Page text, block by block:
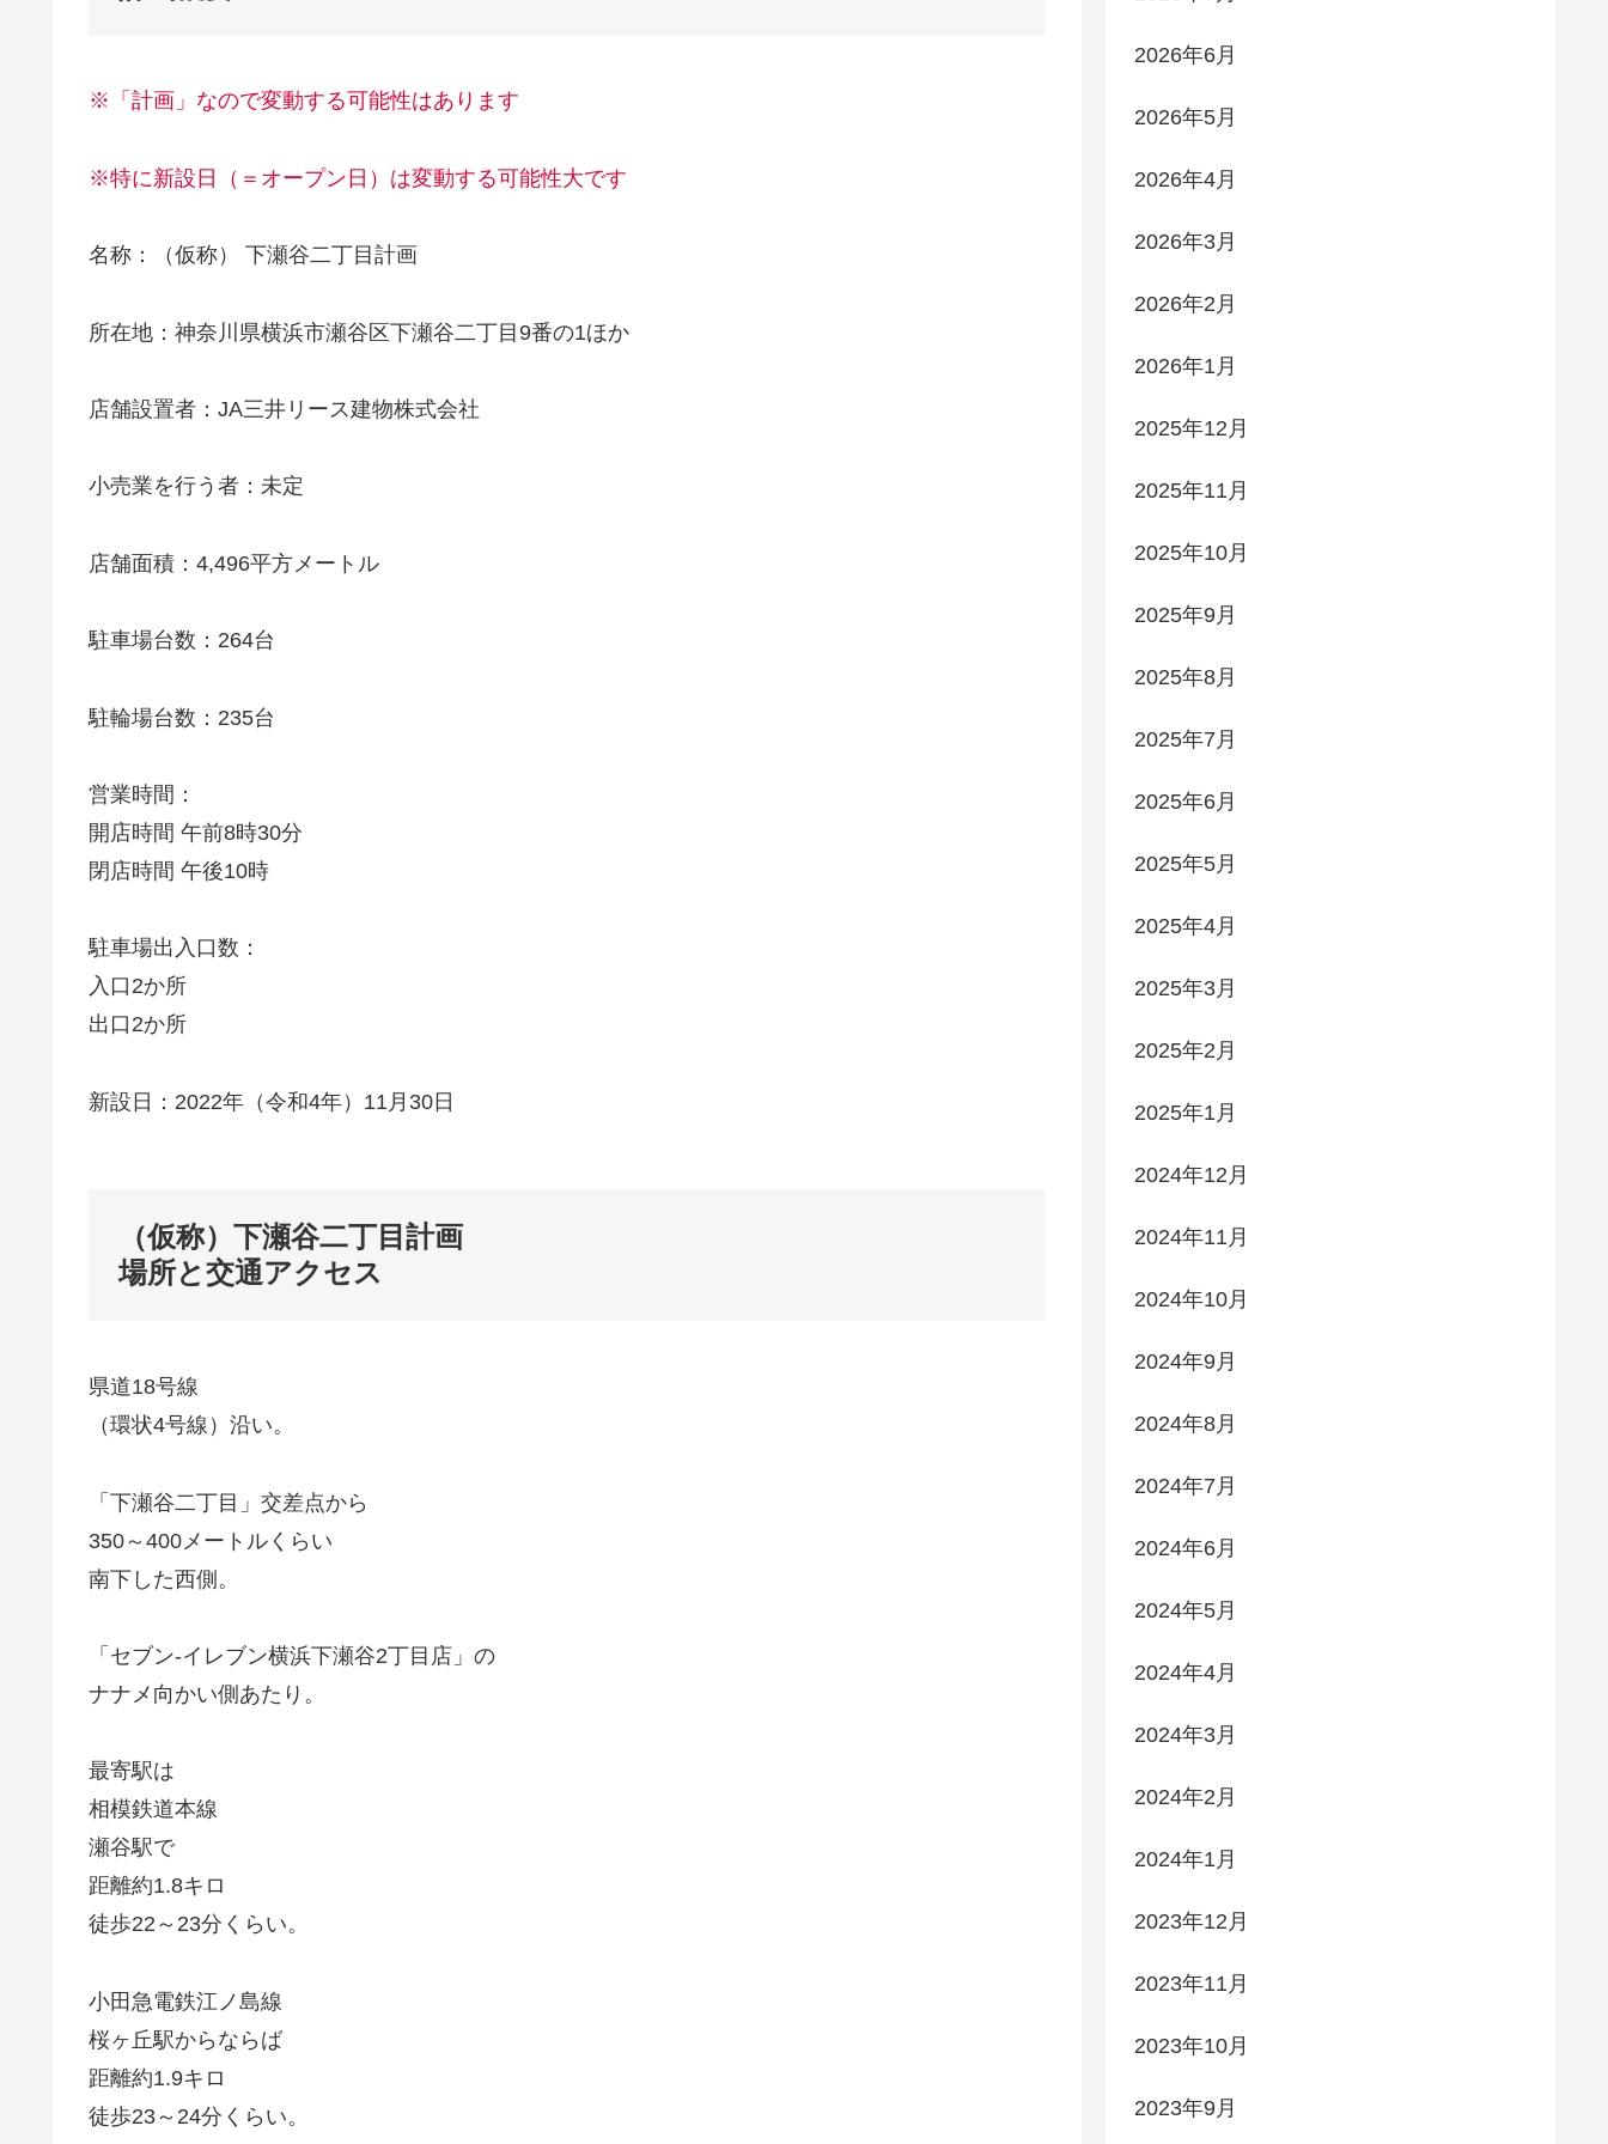
※「計画」なので変動する可能性はあります
※特に新設日（＝オープン日）は変動する可能性大です
名称：（仮称） 下瀬谷二丁目計画
所在地：神奈川県横浜市瀬谷区下瀬谷二丁目9番の1ほか
店舗設置者：JA三井リース建物株式会社
小売業を行う者：未定
店舗面積：4,496平方メートル
駐車場台数：264台
駐輪場台数：235台
営業時間：
開店時間 午前8時30分
閉店時間 午後10時
駐車場出入口数：
入口2か所
出口2か所
新設日：2022年（令和4年）11月30日
（仮称）下瀬谷二丁目計画
場所と交通アクセス
県道18号線
（環状4号線）沿い。
「下瀬谷二丁目」交差点から
350～400メートルくらい
南下した西側。
「セブン-イレブン横浜下瀬谷2丁目店」の
ナナメ向かい側あたり。
最寄駅は
相模鉄道本線
瀬谷駅で
距離約1.8キロ
徒歩22～23分くらい。
小田急電鉄江ノ島線
桜ヶ丘駅からならば
距離約1.9キロ
徒歩23～24分くらい。
2026年6月
2026年5月
2026年4月
2026年3月
2026年2月
2026年1月
2025年12月
2025年11月
2025年10月
2025年9月
2025年8月
2025年7月
2025年6月
2025年5月
2025年4月
2025年3月
2025年2月
2025年1月
2024年12月
2024年11月
2024年10月
2024年9月
2024年8月
2024年7月
2024年6月
2024年5月
2024年4月
2024年3月
2024年2月
2024年1月
2023年12月
2023年11月
2023年10月
2023年9月